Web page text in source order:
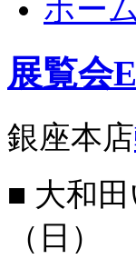
ホー
展覧会
銀座本店
■ 大和
（日）